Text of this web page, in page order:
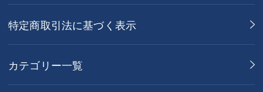
特定商取引法に基づく表示
カテゴリー一覧